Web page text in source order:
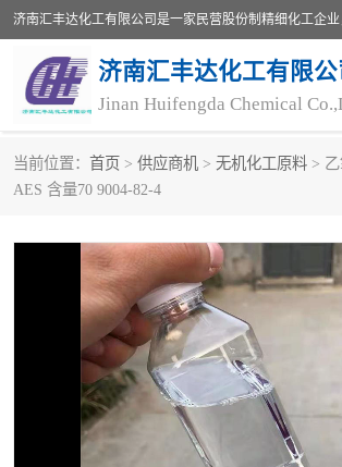
济南汇丰达化工有限公
Jinan Huifengda Chemical
当前位置： 首页 > 供应商机 > 无机化工原料 >
AES 含量70 9004-82-4
胺类
醇类 醚类
酚类
羧酸衍生物
无机盐 有机溶剂
十二烷基